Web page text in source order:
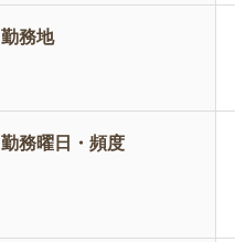
勤務地
勤務曜日・頻度